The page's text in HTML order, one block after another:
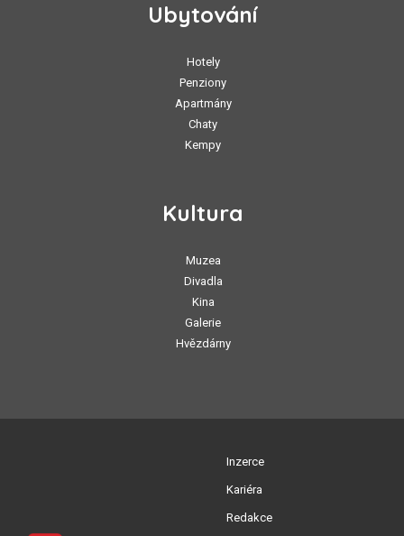
Ubytování
Hotely
Penziony
Apartmány
Chaty
Kempy
Kultura
Muzea
Divadla
Kina
Galerie
Hvězdárny
Inzerce
Kariéra
Redakce